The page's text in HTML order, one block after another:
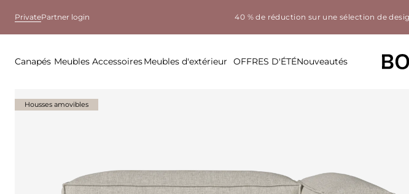
PrivatePartner login 40 % de réduction sur une sélection de
Canapés Meubles AccessoiresMeubles d'extérieur OFFRES D'ÉTÉNouveautés
Housses amovibles